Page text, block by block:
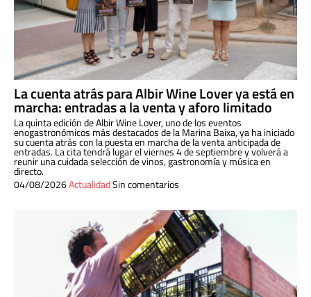
La cuenta atrás para Albir Wine Lover ya está en
marcha: entradas a la venta y aforo limitado
La quinta edición de Albir Wine Lover, uno de los eventos
enogastronómicos más destacados de la Marina Baixa, ya ha iniciado
su cuenta atrás con la puesta en marcha de la venta anticipada de
entradas. La cita tendrá lugar el viernes 4 de septiembre y volverá a
reunir una cuidada selección de vinos, gastronomía y música en
directo.
04/08/2026ActualidadSin comentarios